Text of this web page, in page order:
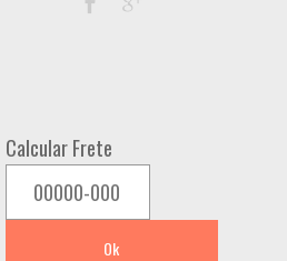
ANIMADO
Calcular Frete
Ok